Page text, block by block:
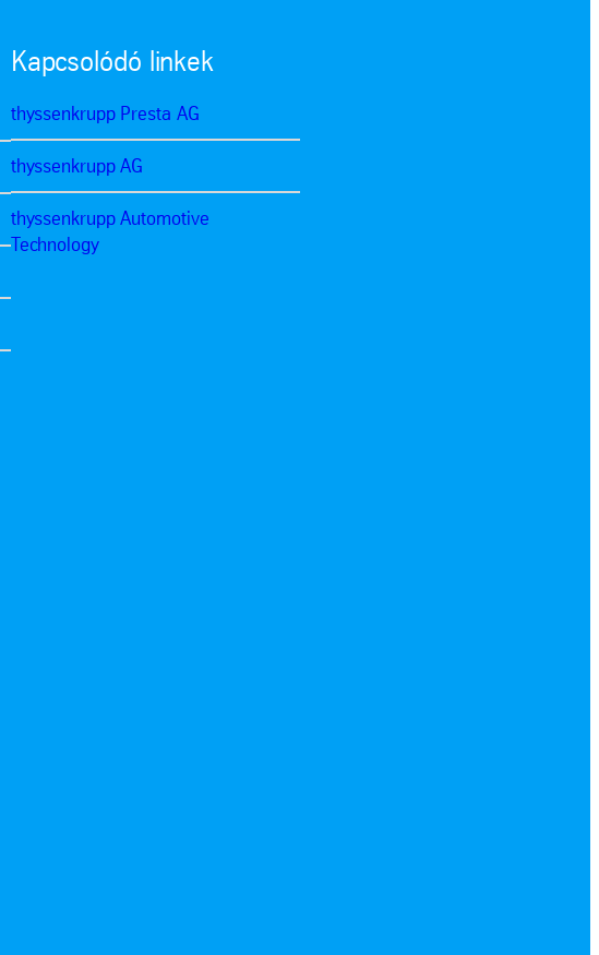
Kapcsolódó linkek
thyssenkrupp Presta AG
thyssenkrupp AG
thyssenkrupp Automotive
Technology